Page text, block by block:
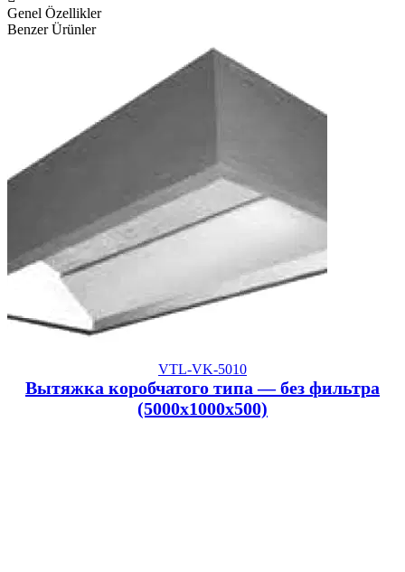
Genel Özellikler
Benzer Ürünler
VTL-VK-5010
Вытяжка коробчатого типа — без фильтра
(5000x1000x500)